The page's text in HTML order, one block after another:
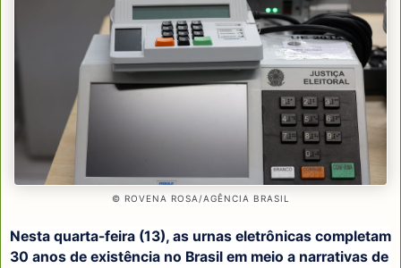
© ROVENA ROSA/AGÊNCIA BRASIL
Nesta quarta-feira (13), as urnas eletrônicas completam
30 anos de existência no Brasil em meio a narrativas de